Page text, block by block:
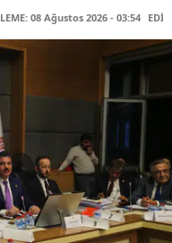
08 Ağustos 2026 - 03:54